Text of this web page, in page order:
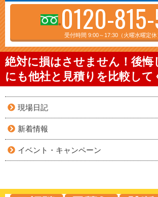
0120-
受付時間 9:00～17:30（火曜水曜定休
絶対に損はさせません！後悔
にも他社と見積りを比較して
現場日記
新着情報
イベント・キャンペーン